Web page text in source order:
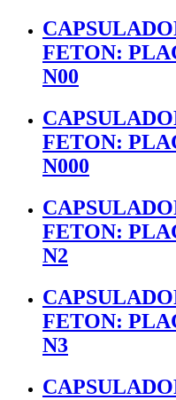
FETON:
N00
FETON:
N000
FETON:
N2
FETON:
N3